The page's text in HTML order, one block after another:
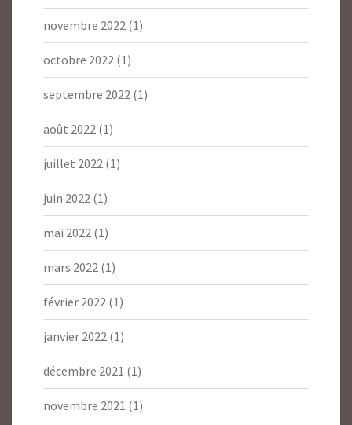
novembre 2022 (1)
octobre 2022 (1)
septembre 2022 (1)
août 2022 (1)
juillet 2022 (1)
juin 2022 (1)
mai 2022 (1)
mars 2022 (1)
février 2022 (1)
janvier 2022 (1)
décembre 2021 (1)
novembre 2021 (1)